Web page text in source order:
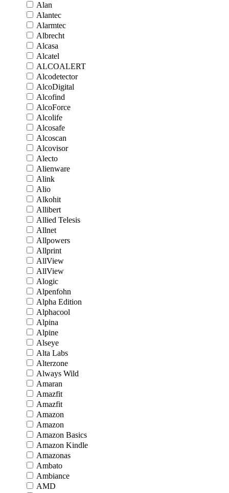
Alan
Alantec
Alarmtec
Albrecht
Alcasa
Alcatel
ALCOALERT
Alcodetector
AlcoDigital
Alcofind
AlcoForce
Alcolife
Alcosafe
Alcoscan
Alcovisor
Alecto
Alienware
Alink
Alio
Alkohit
Allibert
Allied Telesis
Allnet
Allpowers
Allprint
AllView
AllView
Alogic
Alpenfohn
Alpha Edition
Alphacool
Alpina
Alpine
Alseye
Alta Labs
Alterzone
Always Wild
Amaran
Amazfit
Amazfit
Amazon
Amazon
Amazon Basics
Amazon Kindle
Amazonas
Ambato
Ambiance
AMD